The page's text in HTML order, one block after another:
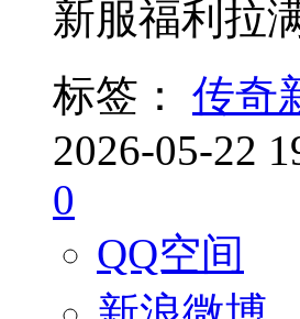
新服福利拉
标签：
传奇
2026-05-22
0
QQ空间